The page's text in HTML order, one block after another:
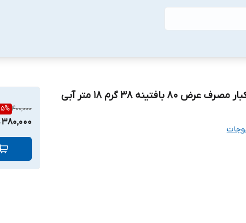
رول ملحفه یکبار مصرف عرض 80 بافتینه 38 گرم 18 متر آبی
400,000
5%
380,000